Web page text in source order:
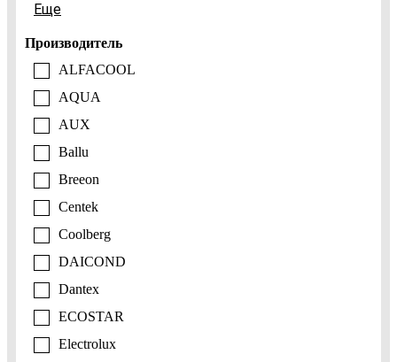
Еще
Производитель
ALFACOOL
AQUA
AUX
Ballu
Breeon
Centek
Coolberg
DAICOND
Dantex
ECOSTAR
Electrolux